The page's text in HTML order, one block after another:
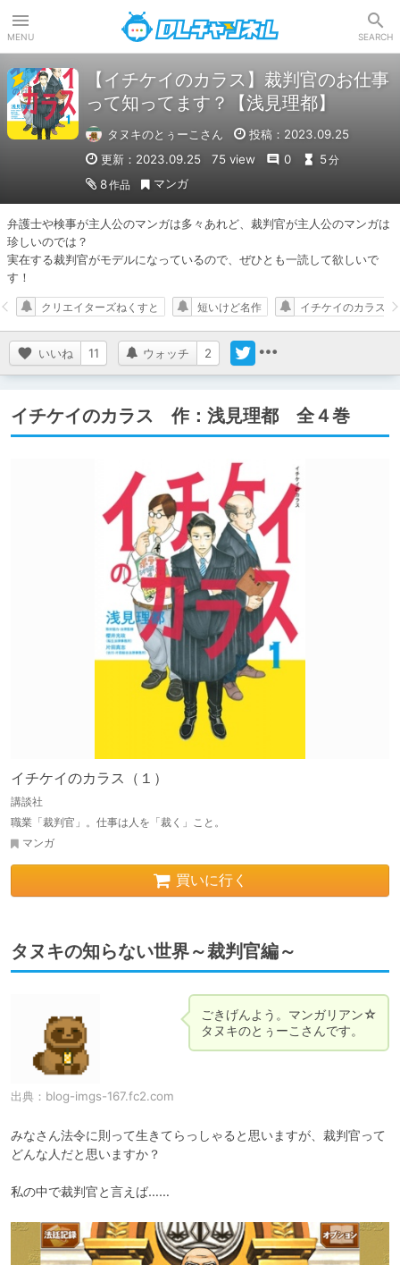
MENU SEARCH
【イチケイのカラス】裁判官のお仕事
って知ってます？【浅見理都】
タヌキのとぅーこさん
投稿：2023.09.25
更新：2023.09.25
75 view 0 5分
8作品 マンガ
弁護士や検事が主人公のマンガは多々あれど、裁判官が主人公のマンガは
珍しいのでは？
実在する裁判官がモデルになっているので、ぜひとも一読して欲しいで
す！
いいね 11 ウォッチ 2
クリエイターズねくすと 短いけど名作 イチケイのカラス
イチケイのカラス 作：浅見理都 全４巻
イチケイのカラス（１）
講談社
職業「裁判官」。仕事は人を「裁く」こと。
マンガ
買いに行く
タヌキの知らない世界～裁判官編～
出典： blog-imgs-167.fc2.com
ごきげんよう。マンガリアン☆
タヌキのとぅーこさんです。
みなさん法令に則って生きてらっしゃると思いますが、裁判官って
どんな人だと思いますか？
私の中で裁判官と言えば……